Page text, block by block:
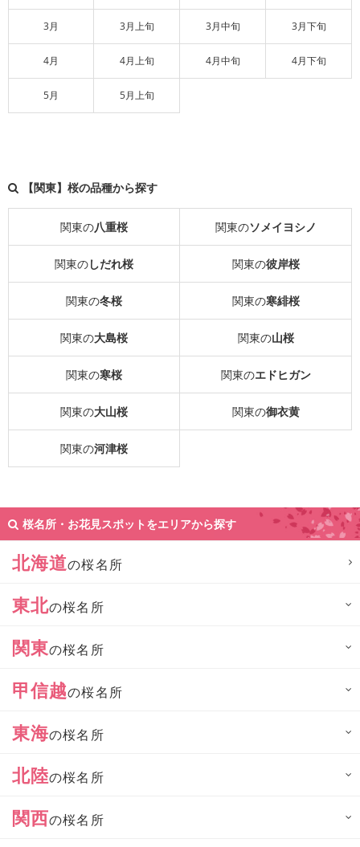
3月 3月上旬 3月中旬 3月下旬
4月 4月上旬 4月中旬 4月下旬
5月 5月上旬
【関東】桜の品種から探す
関東の八重桜 関東のソメイヨシノ
関東のしだれ桜 関東の彼岸桜
関東の冬桜 関東の寒緋桜
関東の大島桜 関東の山桜
関東の寒桜 関東のエドヒガン
関東の大山桜 関東の御衣黄
関東の河津桜
桜名所・お花見スポットをエリアから探す
北海道の桜名所
東北の桜名所
関東の桜名所
甲信越の桜名所
東海の桜名所
北陸の桜名所
関西の桜名所